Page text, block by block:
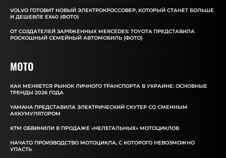
VOLVO ГОТОВИТ НОВЫЙ ЭЛЕКТРОКРОССОВЕР, КОТОРЫЙ СТАНЕТ БОЛЬШЕ
И ДЕШЕВЛЕ EX40 (ФОТО)
ОТ СОЗДАТЕЛЕЙ ЗАРЯЖЕННЫХ MERCEDES: TOYOTA ПРЕДСТАВИЛА
РОСКОШНЫЙ СЕМЕЙНЫЙ АВТОМОБИЛЬ (ФОТО)
MOTO
КАК МЕНЯЕТСЯ РЫНОК ЛИЧНОГО ТРАНСПОРТА В УКРАИНЕ: ОСНОВНЫЕ
ТРЕНДЫ 2026 ГОДА
YAMAHA ПРЕДСТАВИЛА ЭЛЕКТРИЧЕСКИЙ СКУТЕР СО СМЕННЫМ
АККУМУЛЯТОРОМ
КТМ ОБВИНИЛИ В ПРОДАЖЕ «НЕЛЕГАЛЬНЫХ» МОТОЦИКЛОВ
НАЧАТО ПРОИЗВОДСТВО МОТОЦИКЛА, С КОТОРОГО НЕВОЗМОЖНО
УПАСТЬ